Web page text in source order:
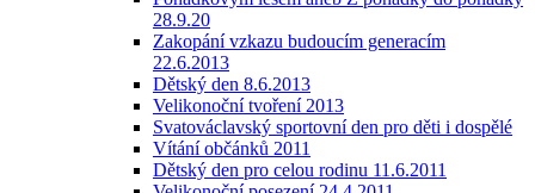
28.9.20
Zakopání vzkazu budoucím generacím
22.6.2013
Dětský den 8.6.2013
Velikonoční tvoření 2013
Svatováclavský sportovní den pro děti i dospělé
Vítání občánků 2011
Dětský den pro celou rodinu 11.6.2011